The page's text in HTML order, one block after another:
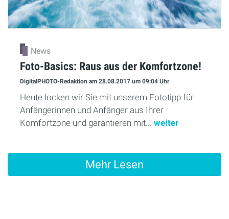
News
Foto-Basics: Raus aus der Komfortzone!
DigitalPHOTO-Redaktion am 28.08.2017 um 09:04 Uhr
Heute locken wir Sie mit unserem Fototipp für
Anfängerinnen und Anfänger aus Ihrer
Komfortzone und garantieren mit... weiter
Mehr Lesen